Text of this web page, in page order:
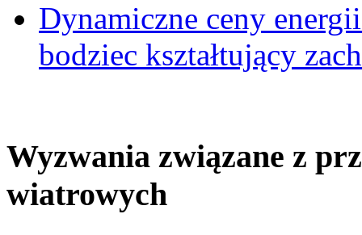
Dynamiczne ceny
bodziec kształtujący
Wyzwania związane z
wiatrowych